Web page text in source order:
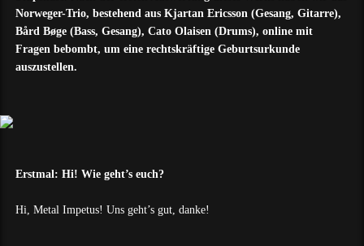
Norweger-Trio, bestehend aus Kjartan Ericsson (Gesang, Gitarre),
Bård Bøge (Bass, Gesang), Cato Olaisen (Drums), online mit
Fragen bebombt, um eine rechtskräftige Geburtsurkunde
auszustellen.
Erstmal: Hi! Wie geht’s euch?
Hi, Metal Impetus! Uns geht’s gut, danke!